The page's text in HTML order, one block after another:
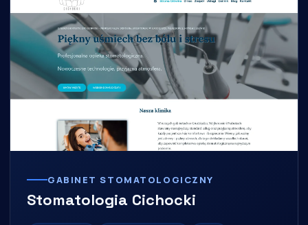
GABINET STOMATOLOGICZNY
Stomatologia Cichocki